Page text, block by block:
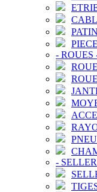
- ROUES
-